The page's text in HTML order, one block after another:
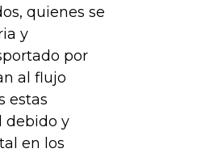
quienes se
y
por
al flujo
estas
debido y
en los